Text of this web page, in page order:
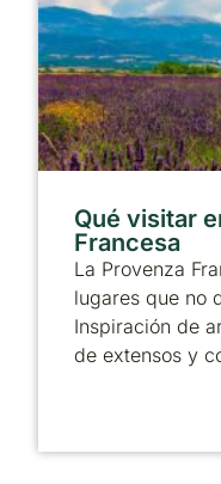
Qué visitar
Francesa
La Provenza
lugares que no
Inspiración de
de extensos y